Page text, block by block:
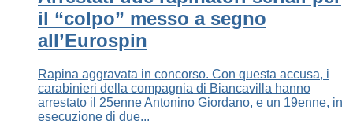
il “colpo” messo a segno
all’Eurospin
Rapina aggravata in concorso. Con questa accusa, i
carabinieri della compagnia di Biancavilla hanno
arrestato il 25enne Antonino Giordano, e un 19enne, in
esecuzione di due...